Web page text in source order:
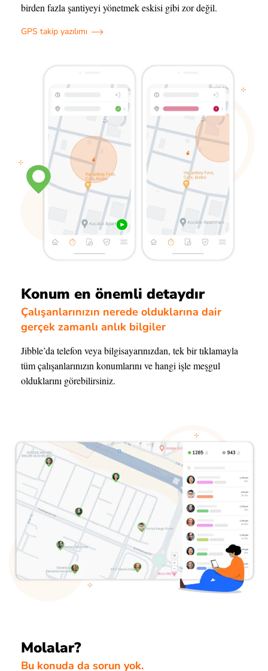
birden fazla şantiyeyi yönetmek eskisi gibi zor değil.
GPS takip yazılımı
Konum en önemli detaydır
Çalışanlarınızın nerede olduklarına dair
gerçek zamanlı anlık bilgiler
Jibble’da telefon veya bilgisayarınızdan, tek bir tıklamayla
tüm çalışanlarınızın konumlarını ve hangi işle meşgul
olduklarını görebilirsiniz.
Molalar?
Bu konuda da sorun yok.